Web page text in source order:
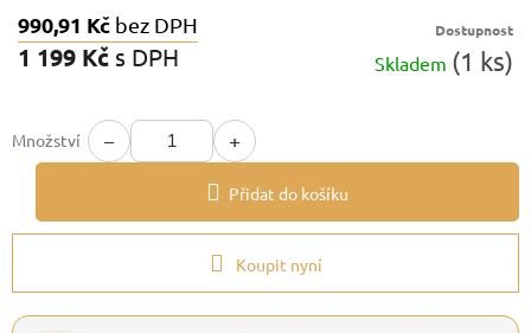
990,91 Kč bez DPH
1 199 Kč s DPH
Dostupnost
Skladem (1 ks)
Množství − +
Přidat do košíku
Koupit nyní